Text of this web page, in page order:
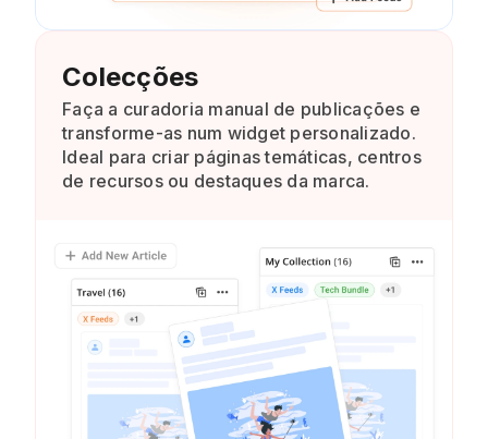
Colecções
Faça a curadoria manual de publicações e
transforme-as num widget personalizado.
Ideal para criar páginas temáticas, centros
de recursos ou destaques da marca.